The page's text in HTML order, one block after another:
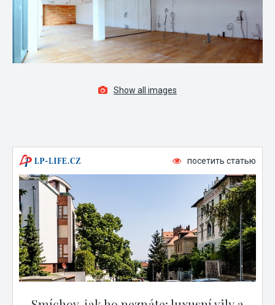
Show all images
посетить статью